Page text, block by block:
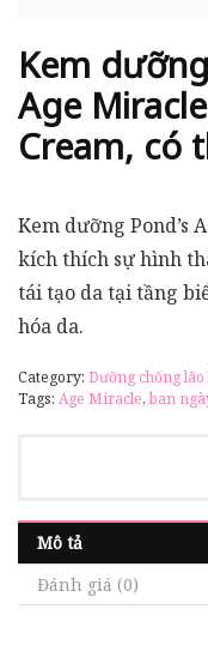
Kem
Age
Cream, có
Kem dưỡng Pond’s
kích thích sự hình
tái tạo da tại tầng
hóa da.
Category: Dưỡng chống lão
Tags: Age Miracle,ban
Mô tả
Đánh giá (0)